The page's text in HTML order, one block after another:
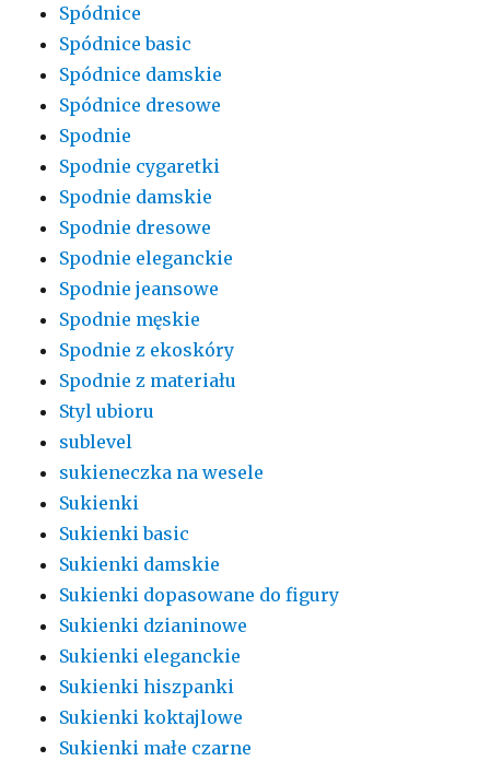
Spódnice
Spódnice basic
Spódnice damskie
Spódnice dresowe
Spodnie
Spodnie cygaretki
Spodnie damskie
Spodnie dresowe
Spodnie eleganckie
Spodnie jeansowe
Spodnie męskie
Spodnie z ekoskóry
Spodnie z materiału
Styl ubioru
sublevel
sukieneczka na wesele
Sukienki
Sukienki basic
Sukienki damskie
Sukienki dopasowane do figury
Sukienki dzianinowe
Sukienki eleganckie
Sukienki hiszpanki
Sukienki koktajlowe
Sukienki małe czarne